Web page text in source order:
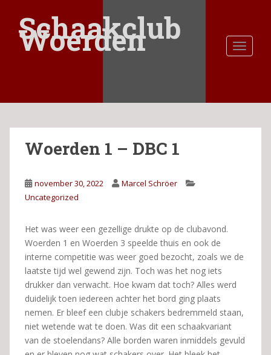
a
Schaakclub
Woerden
Woerden 1 – DBC 1
november 30, 2022
Marcel Schröer
Uncategorized
Het was weer een gezellige drukte op de clubavond.
Woerden 1 en Woerden 3 speelde thuis en ook de
interne competitie was weer goed bezocht, zoals we de
laatste tijd wel gewend zijn. Toch was het nog iets
drukker dan verwacht. Hoe kwam dat toch? Alles werd
duidelijk toen iedereen achter het bord ging plaats
nemen. Er bleef een clubje schakers bedremmeld staan,
niet wetende wat te doen. Was dit een schaakvariant
van de stoelendans? Alle borden waren inmiddels gevuld